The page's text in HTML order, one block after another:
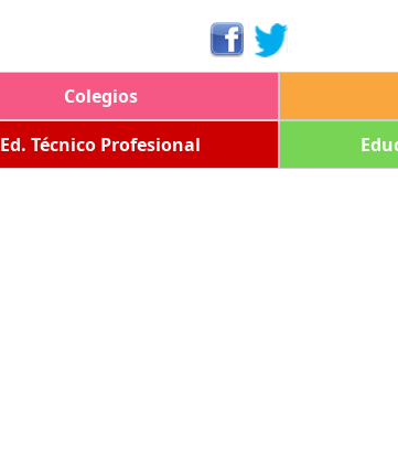
Colegios
Ed. Técnico Profesional